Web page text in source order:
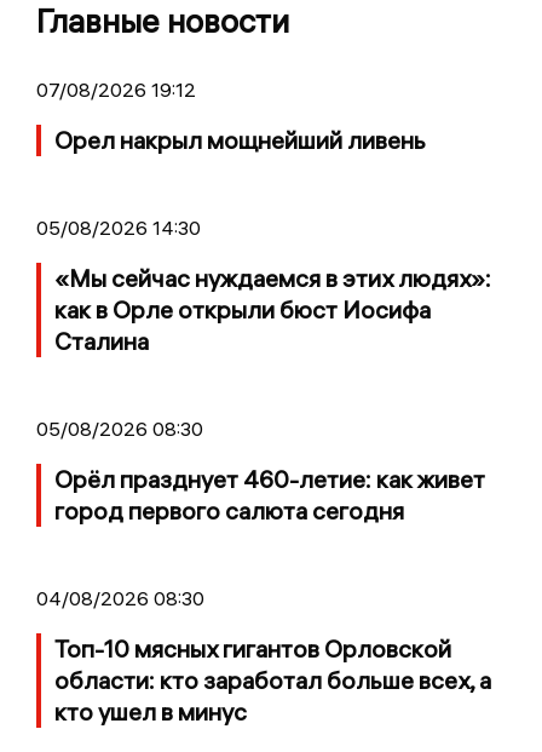
Главные новости
07/08/2026 19:12
Орел накрыл мощнейший ливень
05/08/2026 14:30
«Мы сейчас нуждаемся в этих людях»:
как в Орле открыли бюст Иосифа
Сталина
05/08/2026 08:30
Орёл празднует 460-летие: как живет
город первого салюта сегодня
04/08/2026 08:30
Топ-10 мясных гигантов Орловской
области: кто заработал больше всех, а
кто ушел в минус